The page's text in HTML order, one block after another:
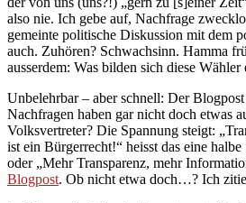
also nie. Ich gebe auf, Nachfrage
gemeinte politische Diskussion mit dem
auch. Zuhören? Schwachsinn. Hamma
ausserdem: Was bilden sich diese Wähler
Unbelehrbar – aber schnell: Der
Nachfragen haben gar nicht doch etwas
Volksvertreter? Die Spannung steigt:
ist ein Bürgerrecht!“ heisst das eine
oder „Mehr Transparenz, mehr
Blogpost. Ob nicht etwa doch…? Ich